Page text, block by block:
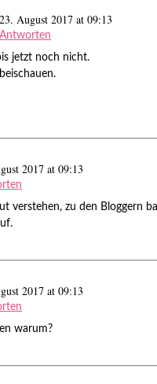
23. August 2017 at 09:13
Antworten
jetzt noch nicht.
2017 at 09:13
verstehen, zu den Bloggern
2017 at 09:13
warum?